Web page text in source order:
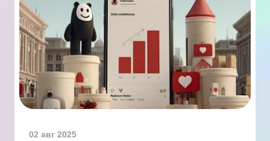
02 авг 2025